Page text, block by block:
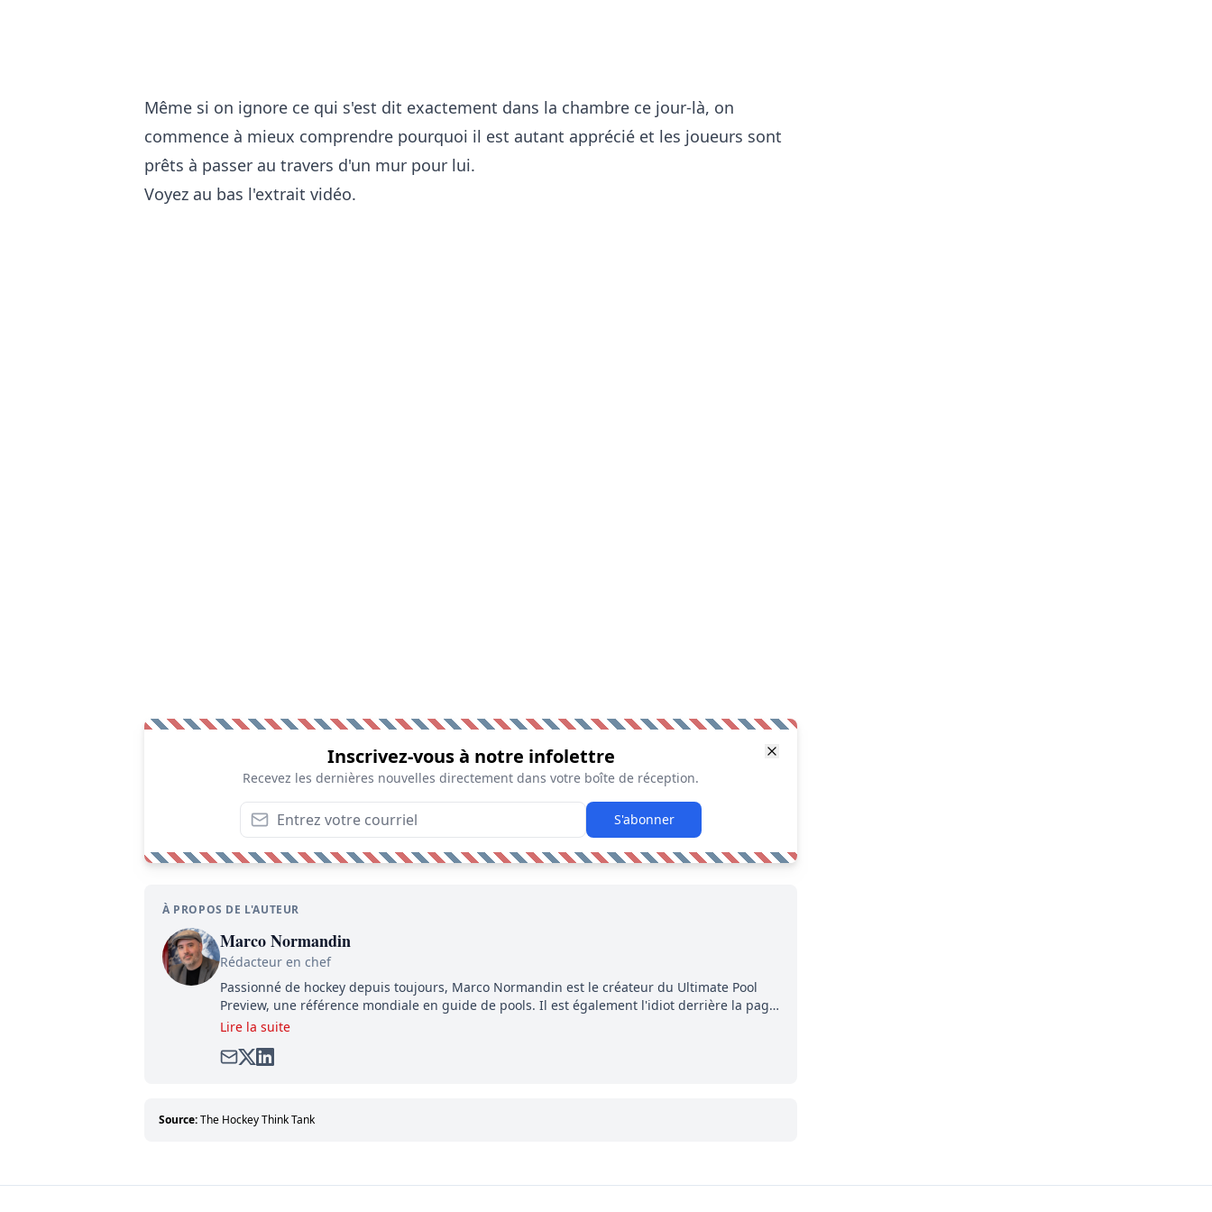
Même si on ignore ce qui s'est dit exactement dans la chambre ce jour-là, on
commence à mieux comprendre pourquoi il est autant apprécié et les joueurs sont
prêts à passer au travers d'un mur pour lui.
Voyez au bas l'extrait vidéo.
Inscrivez-vous à notre infolettre
Recevez les dernières nouvelles directement dans votre boîte de réception.
S'abonner
À PROPOS DE L'AUTEUR
Marco Normandin
Rédacteur en chef
Passionné de hockey depuis toujours, Marco Normandin est le créateur du Ultimate Pool
Preview, une référence mondiale en guide de pools. Il est également l'idiot derrière la page
satirique de hockey, Définitivement, Pierre. Travailleur acharné, il fouille sans relâche pour
compétition.
Lire la suite
Source:The Hockey Think Tank